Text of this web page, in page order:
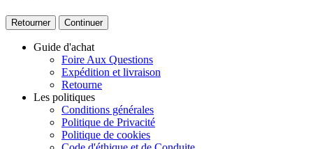
Retourner Continuer
Guide d'achat
Foire Aux Questions
Expédition et livraison
Retourne
Les politiques
Conditions générales
Politique de Privacité
Politique de cookies